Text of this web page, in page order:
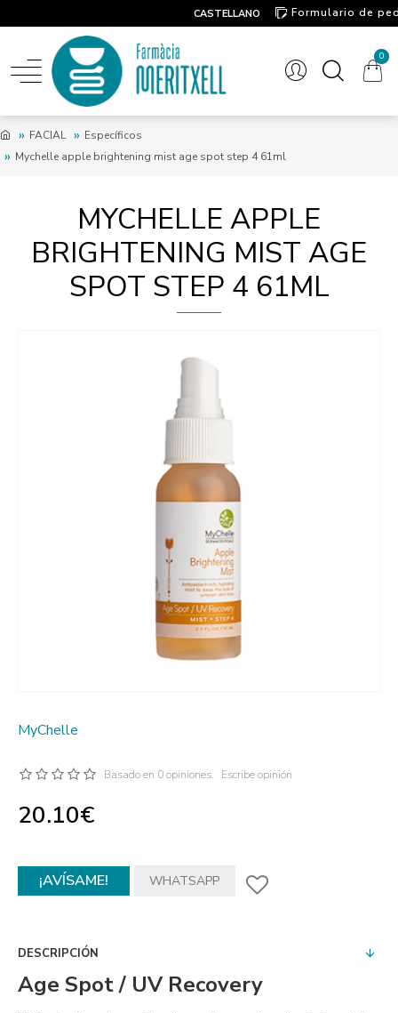
CASTELLANO
Formulario de
0
FACIAL
Específicos
Mychelle apple brightening mist age spot step 4 61ml
MYCHELLE APPLE
BRIGHTENING MIST AGE
SPOT STEP 4 61ML
MyChelle
Basado en 0 opiniones. Escribe opinión
20.10€
¡AVÍSAME! WHATSAPP
DESCRIPCIÓN
Age Spot / UV Recovery